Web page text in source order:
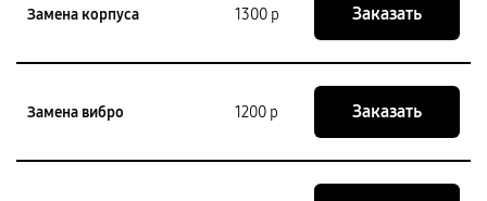
Замена корпуса 1300 р Заказать
Замена вибро 1200 р Заказать